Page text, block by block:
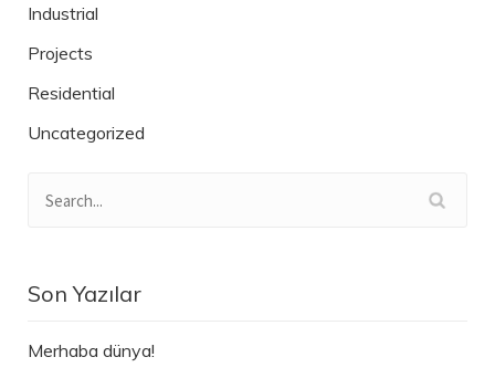
Industrial
Projects
Residential
Uncategorized
Son Yazılar
Merhaba dünya!